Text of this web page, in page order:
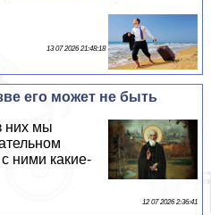
13 07 2026 21:48:18
его может не быть
них мы
ними какие-
12 07 2026 2:36:41